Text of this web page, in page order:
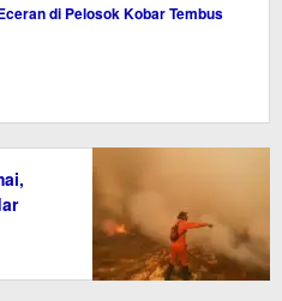
di Pelosok Kobar Tembus